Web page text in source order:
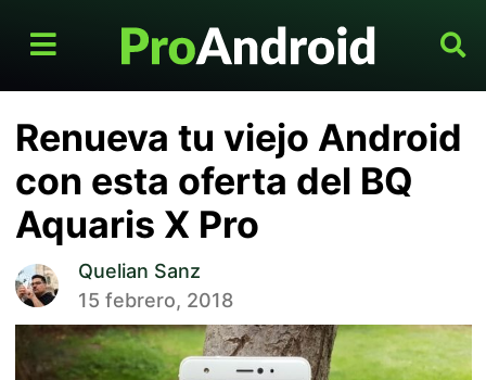
Renueva tu viejo Android
con esta oferta del BQ
Aquaris X Pro
Quelian Sanz
15 febrero, 2018